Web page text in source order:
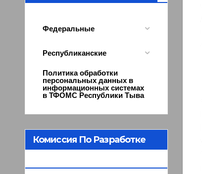
Федеральные
Республиканские
Политика обработки
персональных данных в
информационных системах
в ТФОМС Республики Тыва
Комиссия По Разработке